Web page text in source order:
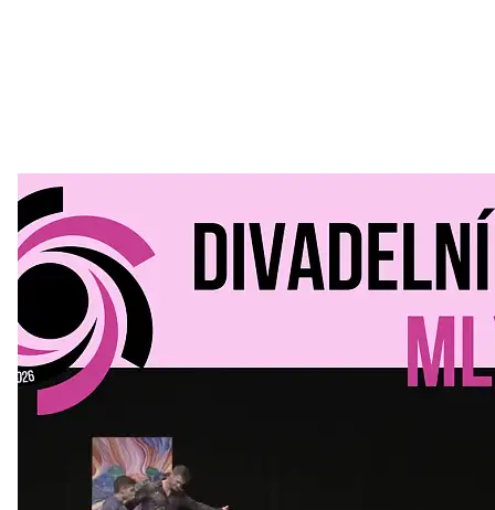
Divadelní Mlýn 30. 07. 2026
Kultura a volný čas
Divadelní mlýn. 15. až 18. října KD
MLEJN. Vstupenky již v prodeji.
Přijďte na přátelský festival divadla a inspirace 15. až 18.
října 2026 Vstupenky již v prodeji na GOOUT -
https://divadelnimlyn.cz/vstupenky Představ si čtyři dny